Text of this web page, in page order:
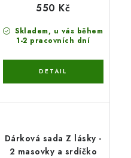
Skladem, u vás během
1-2 pracovních dní
550 Kč
Dárková sada Z lásky -
2 masovky a srdíčko